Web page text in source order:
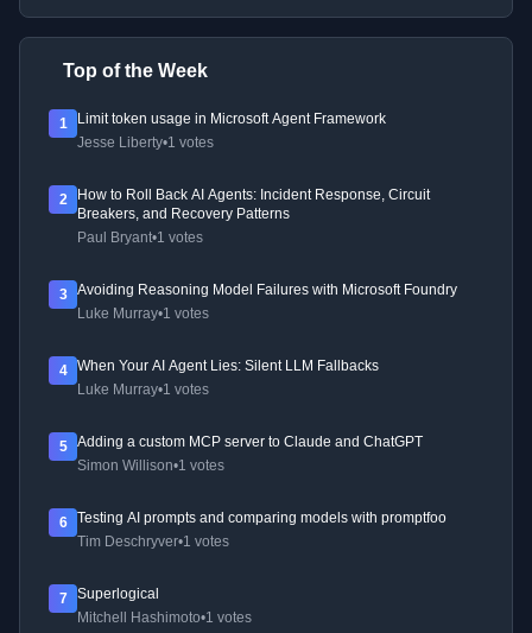
Top of the Week
1
Limit token usage in Microsoft Agent Framework
Jesse Liberty•1 votes
2
How to Roll Back AI Agents: Incident Response, Circuit
Breakers, and Recovery Patterns
Paul Bryant•1 votes
3
Avoiding Reasoning Model Failures with Microsoft Foundry
Luke Murray•1 votes
4
When Your AI Agent Lies: Silent LLM Fallbacks
Luke Murray•1 votes
5
Adding a custom MCP server to Claude and ChatGPT
Simon Willison•1 votes
6
Testing AI prompts and comparing models with promptfoo
Tim Deschryver•1 votes
7
Superlogical
Mitchell Hashimoto•1 votes